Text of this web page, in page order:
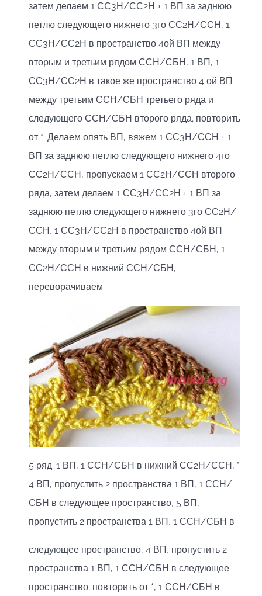
затем делаем 1 СС3Н/СС2Н + 1 ВП за заднюю
петлю следующего нижнего 3го СС2Н/ССН, 1
СС3Н/СС2Н в пространство 4ой ВП между
вторым и третьим рядом ССН/СБН, 1 ВП, 1
СС3Н/СС2Н в такое же пространство 4 ой ВП
между третьим ССН/СБН третьего ряда и
следующего ССН/СБН второго ряда; повторить
от *. Делаем опять ВП, вяжем 1 СС3Н/ССН + 1
ВП за заднюю петлю следующего нижнего 4го
СС2Н/ССН, пропускаем 1 СС2Н/ССН второго
ряда, затем делаем 1 СС3Н/СС2Н + 1 ВП за
заднюю петлю следующего нижнего 3го СС2Н/
ССН, 1 СС3Н/СС2Н в пространство 4ой ВП
между вторым и третьим рядом ССН/СБН, 1
СС2Н/ССН в нижний ССН/СБН,
переворачиваем.
5 ряд: 1 ВП, 1 ССН/СБН в нижний СС2Н/ССН, *
4 ВП, пропустить 2 пространства 1 ВП, 1 ССН/
СБН в следующее пространство, 5 ВП,
пропустить 2 пространства 1 ВП, 1 ССН/СБН в
следующее пространство, 4 ВП, пропустить 2
пространства 1 ВП, 1 ССН/СБН в следующее
пространство; повторить от *, 1 ССН/СБН в